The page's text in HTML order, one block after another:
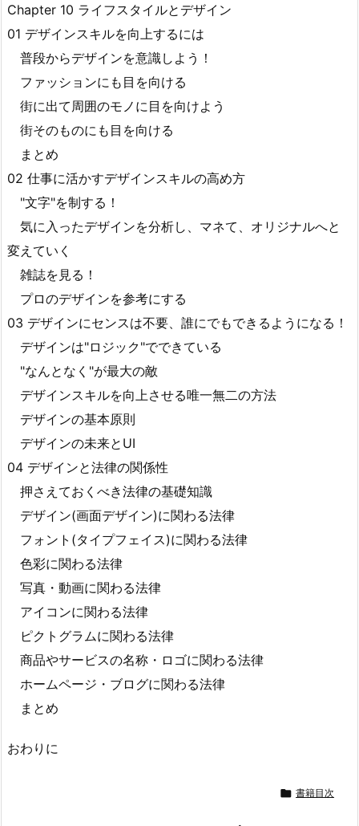
Chapter 10 ライフスタイルとデザイン
01 デザインスキルを向上するには
普段からデザインを意識しよう！
ファッションにも目を向ける
街に出て周囲のモノに目を向けよう
街そのものにも目を向ける
まとめ
02 仕事に活かすデザインスキルの高め方
"文字"を制する！
気に入ったデザインを分析し、マネて、オリジナルへと
変えていく
雑誌を見る！
プロのデザインを参考にする
03 デザインにセンスは不要、誰にでもできるようになる！
デザインは"ロジック"でできている
"なんとなく"が最大の敵
デザインスキルを向上させる唯一無二の方法
デザインの基本原則
デザインの未来とUI
04 デザインと法律の関係性
押さえておくべき法律の基礎知識
デザイン(画面デザイン)に関わる法律
フォント(タイプフェイス)に関わる法律
色彩に関わる法律
写真・動画に関わる法律
アイコンに関わる法律
ピクトグラムに関わる法律
商品やサービスの名称・ロゴに関わる法律
ホームページ・ブログに関わる法律
まとめ
おわりに
 書籍目次